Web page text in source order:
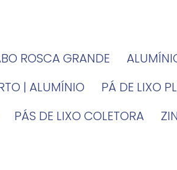
ROSCA GRANDE
| ALUMÍNIO
PÁ DE LIXO
PÁS DE LIXO COLETORA